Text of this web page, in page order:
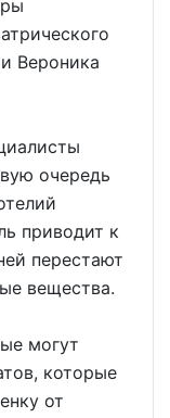
Вероника
очередь
приводит к
перестают
вещества.
могут
которые
от